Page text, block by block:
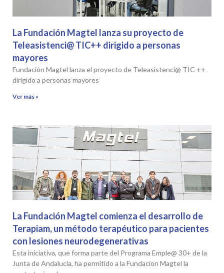
La Fundación Magtel lanza su proyecto de
Teleasistenci@ TIC++ dirigido a personas
mayores
Fundación Magtel lanza el proyecto de Teleasistenci@ TIC ++
dirigido a personas mayores
Ver más »
La Fundación Magtel comienza el desarrollo de
Terapiam, un método terapéutico para pacientes
con lesiones neurodegenerativas
Esta iniciativa, que forma parte del Programa Emple@ 30+ de la
Junta de Andalucia, ha permitido a la Fundacion Magtel la